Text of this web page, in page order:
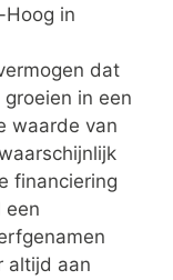
Hoog in
dat
in een
waarde van
financiering
een
altijd aan